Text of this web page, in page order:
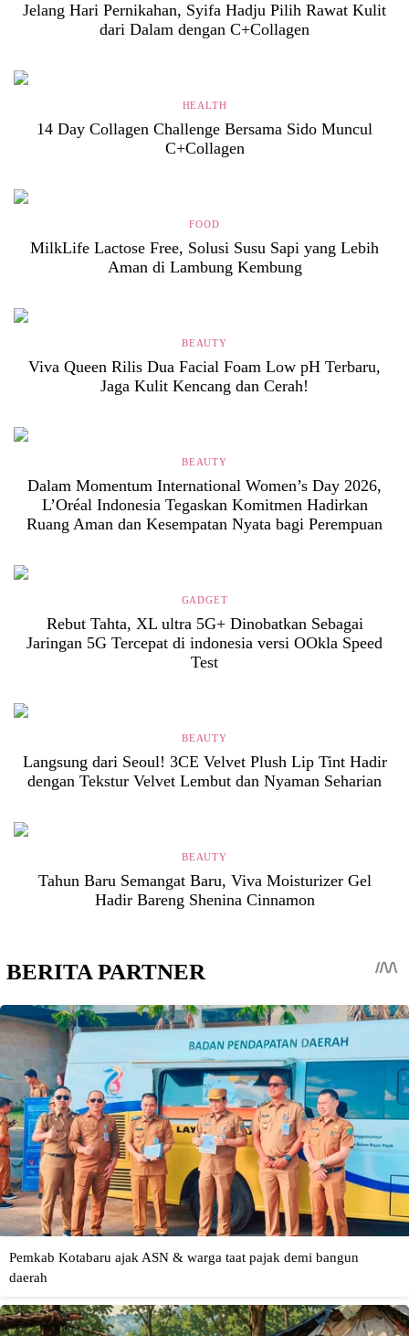
Jelang Hari Pernikahan, Syifa Hadju Pilih Rawat Kulit
dari Dalam dengan C+Collagen
HEALTH
14 Day Collagen Challenge Bersama Sido Muncul
C+Collagen
FOOD
MilkLife Lactose Free, Solusi Susu Sapi yang Lebih
Aman di Lambung Kembung
BEAUTY
Viva Queen Rilis Dua Facial Foam Low pH Terbaru,
Jaga Kulit Kencang dan Cerah!
BEAUTY
Dalam Momentum International Women’s Day 2026,
L’Oréal Indonesia Tegaskan Komitmen Hadirkan
Ruang Aman dan Kesempatan Nyata bagi Perempuan
GADGET
Rebut Tahta, XL ultra 5G+ Dinobatkan Sebagai
Jaringan 5G Tercepat di indonesia versi OOkla Speed
Test
BEAUTY
Langsung dari Seoul! 3CE Velvet Plush Lip Tint Hadir
dengan Tekstur Velvet Lembut dan Nyaman Seharian
BEAUTY
Tahun Baru Semangat Baru, Viva Moisturizer Gel
Hadir Bareng Shenina Cinnamon